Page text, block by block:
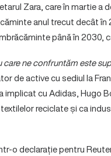
Zara, care în martie a
anul trecut decât
până în 2030,
ne confruntăm este
de active cu sediul la
implicat cu Adidas, Hugo
reciclate și ca
o declarație pentru